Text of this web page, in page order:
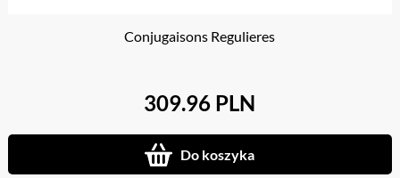
Conjugaisons Regulieres
309.96 PLN
Do koszyka